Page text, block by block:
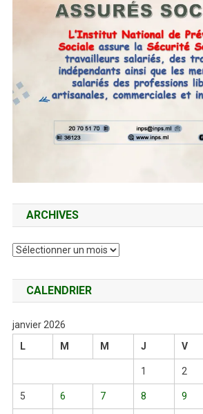
ARCHIVES
Archives
CALENDRIER
janvier 2026
L
M M J V
1 2
5 6 7 8 9